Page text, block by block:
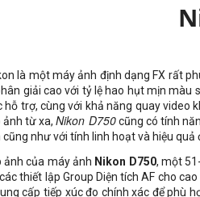
là một máy ảnh định dạng FX rất
giải cao với tỷ lệ hao hụt mịn
trợ, cùng với khả năng quay
ảnh từ xa,Nikon D750cũng có tính
như với tính linh hoạt và hiệu quả
ảnh của máy ảnh Nikon D750, một
thiết lập Group Diện tích AF cho
cấp tiếp xúc đo chính xác để phù